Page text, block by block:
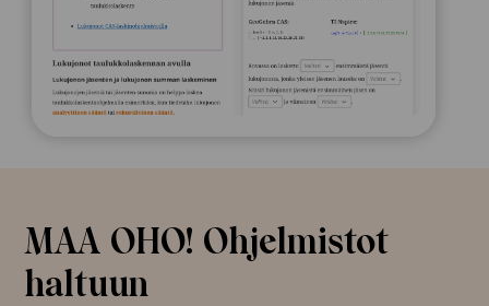
MAA OHO! Ohjelmistot
haltuun